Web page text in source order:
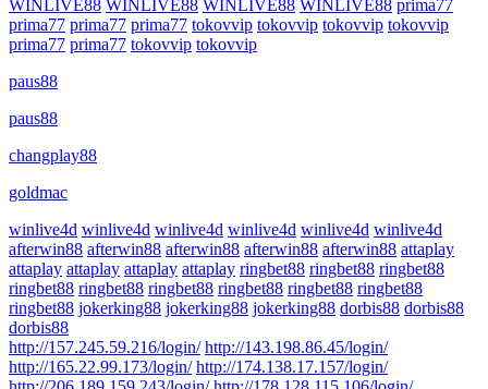
WINLIVE88 WINLIVE88 WINLIVE88 WINLIVE88 prima77
prima77 prima77 prima77 tokovvip tokovvip tokovvip tokovvip
prima77 prima77 tokovvip tokovvip
paus88
paus88
changplay88
goldmac
winlive4d winlive4d winlive4d winlive4d winlive4d winlive4d
afterwin88 afterwin88 afterwin88 afterwin88 afterwin88 attaplay
attaplay attaplay attaplay attaplay ringbet88 ringbet88 ringbet88
ringbet88 ringbet88 ringbet88 ringbet88 ringbet88 ringbet88
ringbet88 jokerking88 jokerking88 jokerking88 dorbis88 dorbis88
dorbis88
http://157.245.59.216/login/ http://143.198.86.45/login/
http://165.22.99.173/login/ http://174.138.17.157/login/